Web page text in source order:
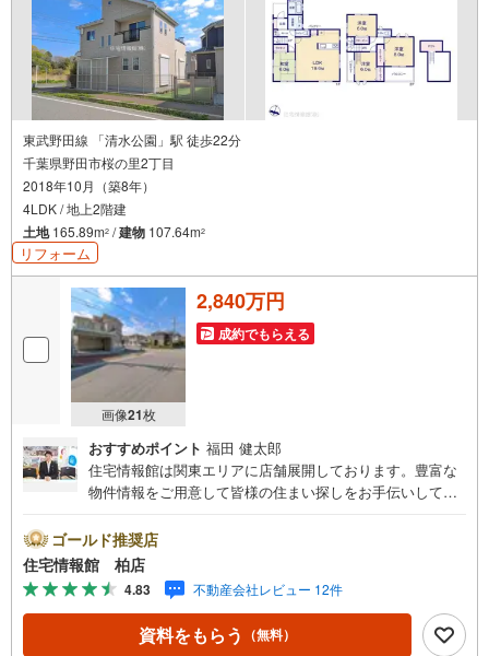
東武野田線 「清水公園」駅 徒歩22分
千葉県野田市桜の里2丁目
2018年10月（築8年）
4LDK / 地上2階建
土地165.89m2 /建物 107.64m2
リフォーム
画像21枚
2,840万円
成約でもらえる
おすすめポイント 福田 健太郎
住宅情報館は関東エリアに店舗展開しております。豊富な
物件情報をご用意して皆様の住まい探しをお手伝いしてお
さい。【営業時間 10:00～19:00 火曜・水曜（祝日の場
合は営業いたします）】「資料請求」「内覧」のお問い合
わせは上記時間内ですとスムーズにご対応が可能です。ス
タッフ一同お客様のお問合せをお待ちしております。【住
宅ローン相談会】開催中無理のない住宅ローンの試算やご
購入の際にかかる諸費用の概算も行っております。しっか
ゴールド推奨店
住宅情報館 柏店
4.83 不動産会社レビュー 12件
資料をもらう （無料）